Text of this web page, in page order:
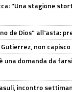
"Una stagione
de Dios" all'asta:
non
una domanda da
incontro